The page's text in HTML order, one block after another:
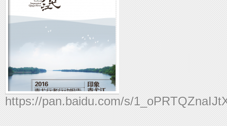
https://pan.baidu.com/s/